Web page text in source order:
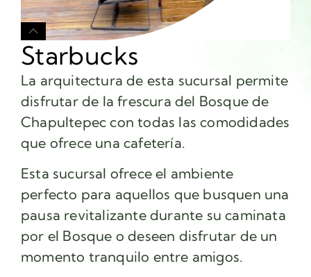
Starbucks
La arquitectura de esta sucursal permite
disfrutar de la frescura del Bosque de
Chapultepec con todas las comodidades
que ofrece una cafetería.
Esta sucursal ofrece el ambiente
perfecto para aquellos que busquen una
pausa revitalizante durante su caminata
por el Bosque o deseen disfrutar de un
momento tranquilo entre amigos.